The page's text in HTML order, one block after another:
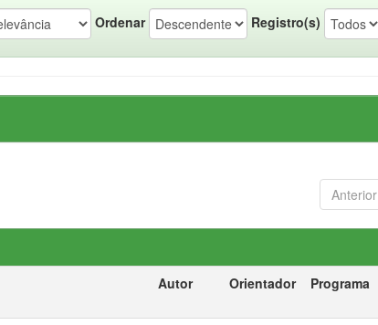
Ordenar Registro(s)
Anterior
Autor Orientador Programa